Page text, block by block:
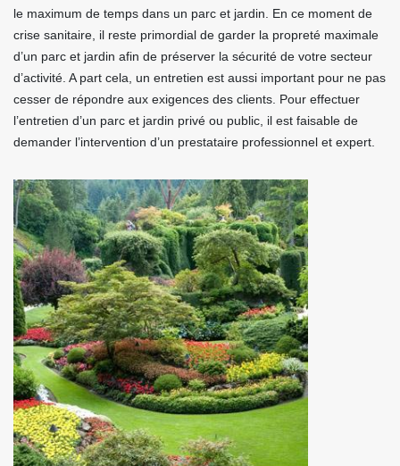
le maximum de temps dans un parc et jardin. En ce moment de
crise sanitaire, il reste primordial de garder la propreté maximale
d’un parc et jardin afin de préserver la sécurité de votre secteur
d’activité. A part cela, un entretien est aussi important pour ne pas
cesser de répondre aux exigences des clients. Pour effectuer
l’entretien d’un parc et jardin privé ou public, il est faisable de
demander l’intervention d’un prestataire professionnel et expert.